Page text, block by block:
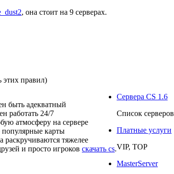
, она стоит на 9 серверах.
этих правил)
быть адекватный
работать 24/7
атмосферу на сервере
популярные карты
раскручиваются тяжелее
и просто игроков скачать cs.
Сервера CS 1.6
Список серверов
Платные услуги
VIP, TOP
MasterServer